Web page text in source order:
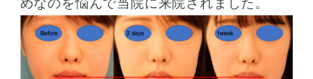
めなのを悩んで当院に来院されました。